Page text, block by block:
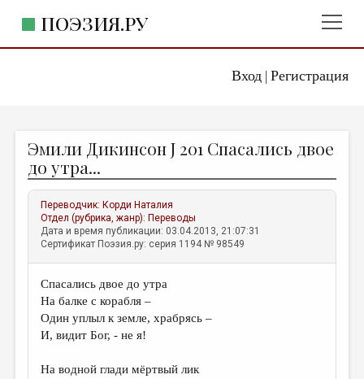
Вход| Регистрация
ПОЭЗИЯ.РУ
ЖАНРЫ
АВТОРЫ
КОММЕНТАРИИ
ЛИТСАЛОН
ПРАВИЛА САЙТА
ОТДЕЛЫ И РУБРИКИ
Эмили Дикинсон J 201 Спасались двое
до утра...
Переводчик: Корди Наталия
Отдел (рубрика, жанр): Переводы
Дата и время публикации: 03.04.2013, 21:07:31
Сертификат Поэзия.ру: серия 1194 № 98549
Спасались двое до утра
На балке с корабля –
Один уплыл к земле, храбрясь –
И, видит Бог, - не я!
На водной глади мёртвый лик